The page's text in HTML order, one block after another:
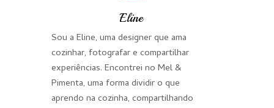
Eline
Sou a Eline, uma designer que ama
cozinhar, fotografar e compartilhar
experiências. Encontrei no Mel &
Pimenta, uma forma dividir o que
aprendo na cozinha, compartilhando